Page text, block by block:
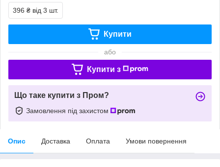
396 ₴ від 3 шт.
Купити
або
Купити з
Що таке купити з Пром?
Замовлення під захистом
Опис Доставка Оплата Умови повернення